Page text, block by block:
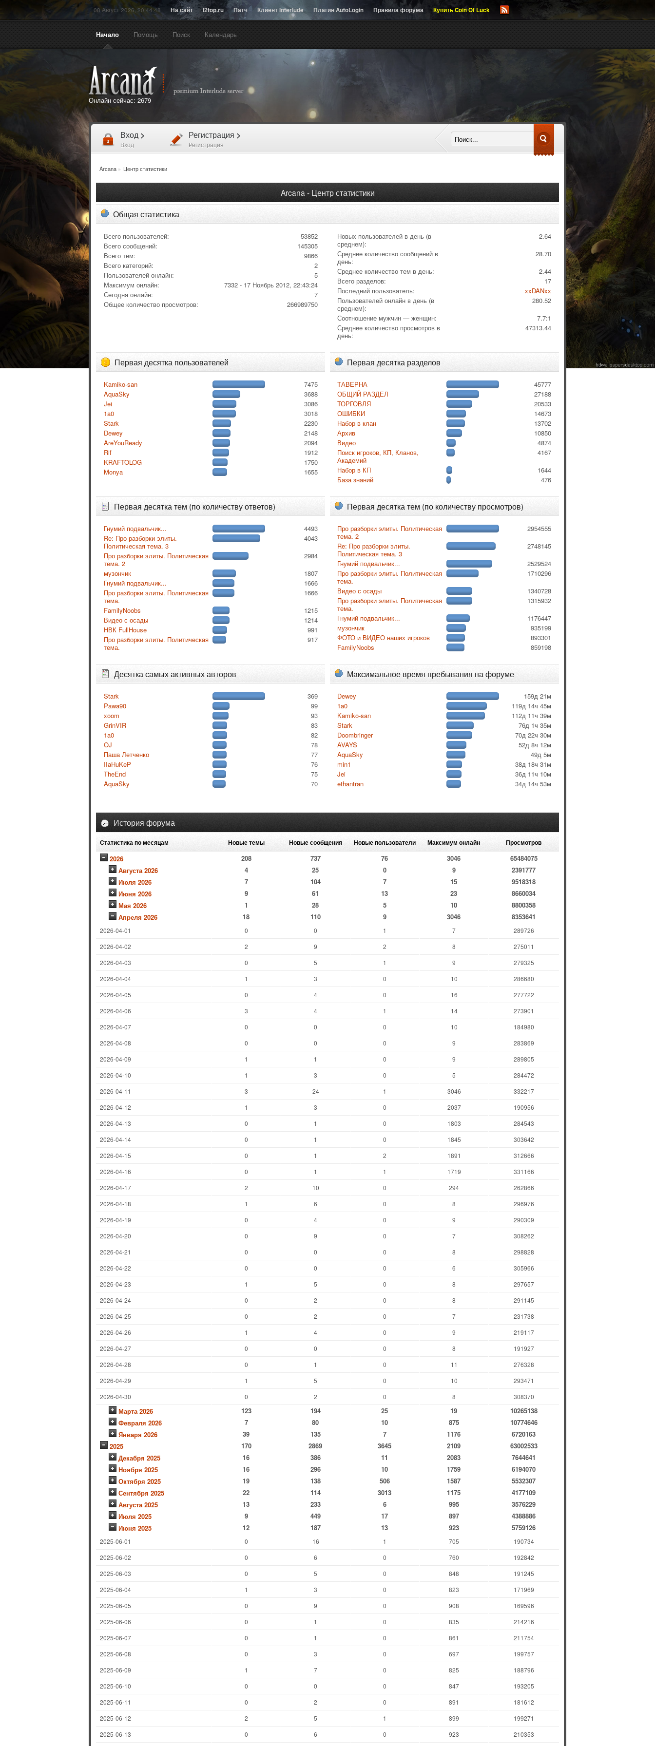
08 Август 2026, 20:44:48 На сайт l2top.ru Патч Клиент Interlude Плагин AutoLogin Правила форума Купить Coin Of Luck
Начало Помощь Поиск Календарь
Онлайн сейчас: 2679
Вход >
Вход
Регистрация >
Регистрация
Arcana» Центр статистики
Arcana - Центр статистики
Общая статистика
Всего пользователей:
53852
Всего сообщений:
145305
Всего тем:
9866
Всего категорий:
2
Пользователей онлайн:
5
Максимум онлайн:
7332 - 17 Ноябрь 2012, 22:43:24
Сегодня онлайн:
7
Общее количество просмотров:
266989750
Новых пользователей в день (в
среднем):
2.64
Среднее количество сообщений в
день:
28.70
Среднее количество тем в день:
2.44
Всего разделов:
17
Последний пользователь:
xxDANxx
Пользователей онлайн в день (в
среднем):
280.52
Соотношение мужчин — женщин:
7.7:1
Среднее количество просмотров в
день:
47313.44
Первая десятка пользователей
Kamiko-san
7475
AquaSky
3688
Jei
3086
1a0
3018
Stark
2230
Dewey
2148
AreYouReady
2094
Rif
1912
KRAFTOLOG
1750
Monya
1655
Первая десятка разделов
ТАВЕРНА
45777
ОБЩИЙ РАЗДЕЛ
27188
ТОРГОВЛЯ
20533
ОШИБКИ
14673
Набор в клан
13702
Архив
10850
Видео
4874
Поиск игроков, КП, Кланов,
Академий
4167
Набор в КП
1644
База знаний
476
Первая десятка тем (по количеству ответов)
Гнумий подвальчик...
4493
Re: Про разборки элиты.
Политическая тема. 3
4043
Про разборки элиты. Политическая
тема. 2
2984
музончик
1807
Гнумий подвальчик...
1666
Про разборки элиты. Политическая
тема.
1666
FamilyNoobs
1215
Видео с осады
1214
НВК FullHouse
991
Про разборки элиты. Политическая
тема.
917
Первая десятка тем (по количеству просмотров)
Про разборки элиты. Политическая
тема. 2
2954555
Re: Про разборки элиты.
Политическая тема. 3
2748145
Гнумий подвальчик...
2529524
Про разборки элиты. Политическая
тема.
1710296
Видео с осады
1340728
Про разборки элиты. Политическая
тема.
1315932
Гнумий подвальчик...
1176447
музончик
935199
ФОТО и ВИДЕО наших игроков
893301
FamilyNoobs
859198
Десятка самых активных авторов
Stark
369
Pawa90
99
xoom
93
GrinVIR
83
1a0
82
OJ
78
Паша Летченко
77
IIaHuKeP
76
TheEnd
75
AquaSky
70
Максимальное время пребывания на форуме
Dewey
159д 21м
1a0
119д 14ч 45м
Kamiko-san
112д 11ч 39м
Stark
76д 1ч 35м
Doombringer
70д 22ч 30м
AVAYS
52д 8ч 12м
AquaSky
49д 5м
min1
38д 18ч 31м
Jei
36д 11ч 10м
ethantran
34д 14ч 53м
История форума
Статистика по месяцам Новые темы Новые сообщения Новые пользователи Максимум онлайн Просмотров
2026 208 737 76 3046
65484075
Августа 2026
4 25 0 9
2391777
Июля 2026
7 104 7 15
9518318
Июня 2026
9 61 13 23
8660034
Мая 2026
1 28 5 10
8800358
Апреля 2026
18 110 9 3046 8353641
2026-04-01 0 0 1 7
289726
2026-04-02
2 9 2 8
275011
2026-04-03
0 5 1 9
279325
2026-04-04
1 3 0 10
286680
2026-04-05
0 4 0 16
277722
2026-04-06
3 4 1 14
273901
2026-04-07
0 0 0 10
184980
2026-04-08
0 0 0 9
283869
2026-04-09
1 1 0 9
289805
2026-04-10
1 3 0 5
284472
2026-04-11
3 24 1 3046
332217
2026-04-12
1 3 0 2037
190956
2026-04-13
0 1 0 1803
284543
2026-04-14
0 1 0 1845
303642
2026-04-15
0 1 2 1891
312666
2026-04-16
0 1 1 1719
331166
2026-04-17
2 10 0 294
262866
2026-04-18
1 6 0 8
296976
2026-04-19
0 4 0 9
290309
2026-04-20
0 9 0 7
308262
2026-04-21
0 0 0 8
298828
2026-04-22
0 0 0 6
305966
2026-04-23
1 5 0 8
297657
2026-04-24
0 2 0 8
291145
2026-04-25
0 2 0 7
231738
2026-04-26
1 4 0 9
219117
2026-04-27
0 0 0 8
191927
2026-04-28
0 1 0 11
276328
2026-04-29
1 5 0 10
293471
2026-04-30
0 2 0 8 308370
Марта 2026 123 194 25 19
10265138
Февраля 2026
7 80 10 875
10774646
Января 2026
39 135 7 1176
6720163
2025
170 2869 3645 2109
63002533
Декабря 2025
16 386 11 2083
7644641
Ноября 2025
16 296 10 1759
6194070
Октября 2025
19 138 506 1587
5532307
Сентября 2025
22 114 3013 1175
4177109
Августа 2025
13 233 6 995
3576229
Июля 2025
9 449 17 897
4388886
Июня 2025
12 187 13 923 5759126
2025-06-01 0 16 1 705
190734
2025-06-02
0 6 0 760
192842
2025-06-03
0 5 0 848
191245
2025-06-04
1 3 0 823
171969
2025-06-05
0 9 0 908
169596
2025-06-06
0 1 0 835
214216
2025-06-07
0 1 0 861
211754
2025-06-08
0 3 0 697
199757
2025-06-09
1 7 0 825
188796
2025-06-10
0 0 0 847
193205
2025-06-11
0 2 0 891
181612
2025-06-12
2 5 1 899
199271
2025-06-13
0 6 0 923 210353